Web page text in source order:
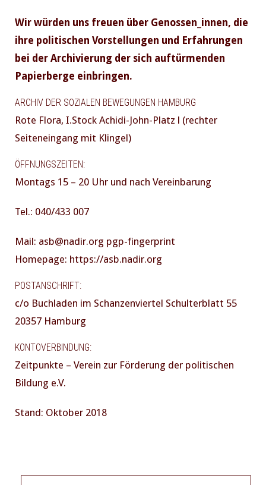
Wir würden uns freuen über Genossen_innen, die
ihre politischen Vorstellungen und Erfahrungen
bei der Archivierung der sich auftürmenden
Papierberge einbringen.
ARCHIV DER SOZIALEN BEWEGUNGEN HAMBURG
Rote Flora, I.Stock Achidi-John-Platz l (rechter
Seiteneingang mit Klingel)
ÖFFNUNGSZEITEN:
Montags 15 – 20 Uhr und nach Vereinbarung
Tel.: 040/433 007
Mail: asb@nadir.org pgp-fingerprint
Homepage: https://asb.nadir.org
POSTANSCHRIFT:
c/o Buchladen im Schanzenviertel Schulterblatt 55
20357 Hamburg
KONTOVERBINDUNG:
Zeitpunkte – Verein zur Förderung der politischen
Bildung e.V.
Stand: Oktober 2018